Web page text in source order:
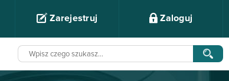
Zarejestruj Zaloguj